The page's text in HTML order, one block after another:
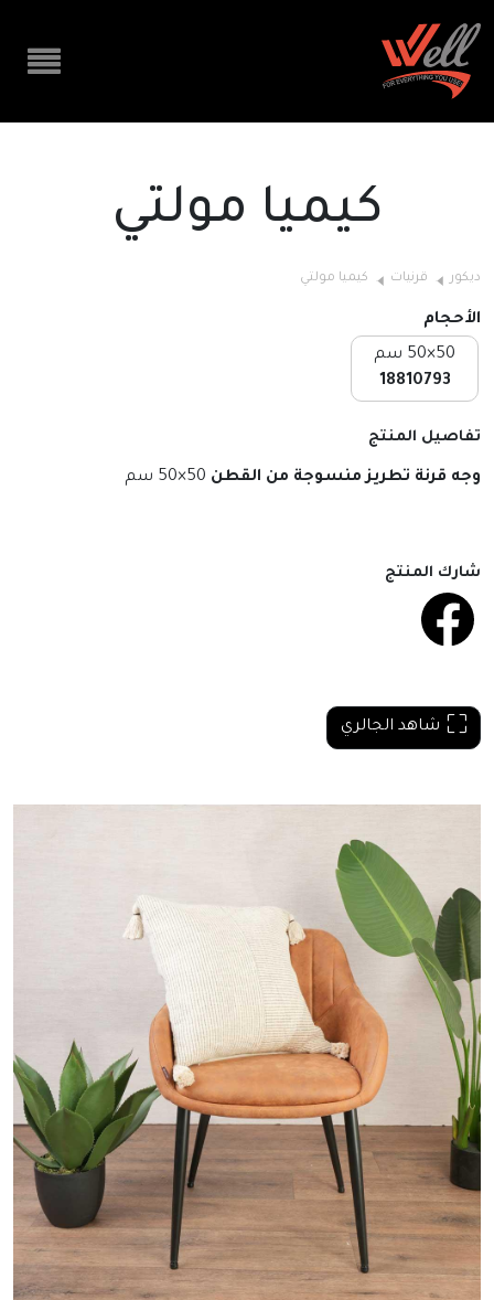
كيميا مولتي
ديكور قرنيات كيميا مولتي
الأحجام
50×50 سم
18810793
تفاصيل المنتج
وجه قرنة تطريز منسوجة من القطن 50×50 سم
شارك المنتج
شاهد الجالري